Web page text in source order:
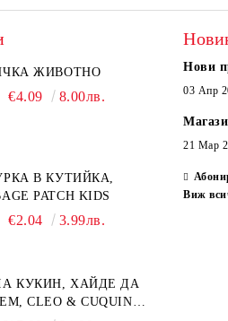
ЖИВОТНО
€4.09 8.00лв.
В КУТИЙКА,
PATCH KIDS
€2.04 3.99лв.
КУКИН, ХАЙДЕ ДА
CLEO & CUQUIN,
Нови
03 Апр
21 Мар
Виж